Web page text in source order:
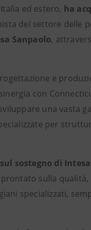
ed estero, ha
del settore delle
Sanpaolo,
e
con
una vasta
per
sostegno di
sulla qualità,
specializzati,